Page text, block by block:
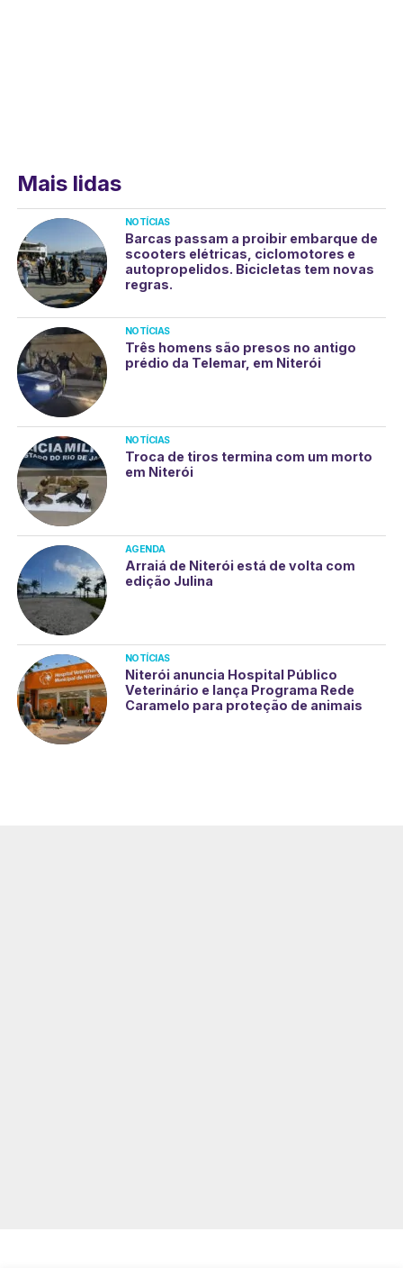
Mais lidas
NOTÍCIAS
Barcas passam a proibir embarque de
scooters elétricas, ciclomotores e
autopropelidos. Bicicletas tem novas
regras.
NOTÍCIAS
Três homens são presos no antigo
prédio da Telemar, em Niterói
NOTÍCIAS
Troca de tiros termina com um morto
em Niterói
AGENDA
Arraiá de Niterói está de volta com
edição Julina
NOTÍCIAS
Niterói anuncia Hospital Público
Veterinário e lança Programa Rede
Caramelo para proteção de animais